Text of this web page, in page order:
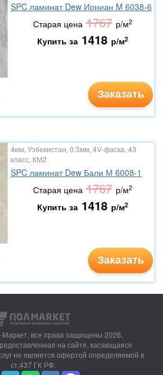
SPC ламинат Dew Иониан M 6038-6
Старая цена 1767 р/м2
Купить за 1418 р/м2
Заказать
4мм, Узбекистан, 0.3мм, 4V-фаска, 43
класс, КМ2
SPC ламинат Dew Бали М 6008-1
Старая цена 1767 р/м2
Купить за 1418 р/м2
Заказать
все права защищены 2026.
на сайте, касающаяся
не является офертой определяемой в
ст.437 ГК РФ.